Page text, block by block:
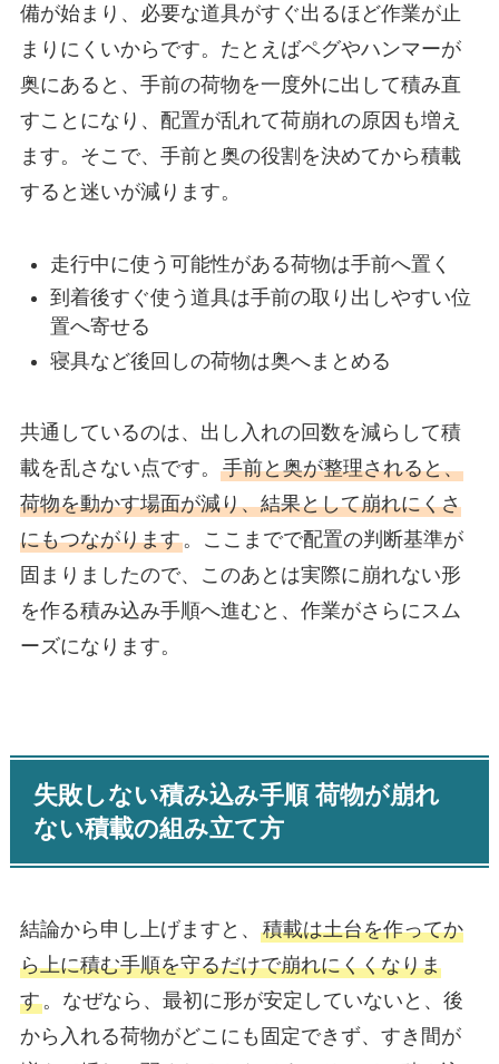
備が始まり、必要な道具がすぐ出るほど作業が止
まりにくいからです。たとえばペグやハンマーが
奥にあると、手前の荷物を一度外に出して積み直
すことになり、配置が乱れて荷崩れの原因も増え
ます。そこで、手前と奥の役割を決めてから積載
すると迷いが減ります。
走行中に使う可能性がある荷物は手前へ置く
到着後すぐ使う道具は手前の取り出しやすい位
置へ寄せる
寝具など後回しの荷物は奥へまとめる
共通しているのは、出し入れの回数を減らして積
載を乱さない点です。 手前と奥が整理されると、
荷物を動かす場面が減り、結果として崩れにくさ
にもつながります。ここまでで配置の判断基準が
固まりましたので、このあとは実際に崩れない形
を作る積み込み手順へ進むと、作業がさらにスム
ーズになります。
失敗しない積み込み手順 荷物が崩れ
ない積載の組み立て方
結論から申し上げますと、 積載は土台を作ってか
ら上に積む手順を守るだけで崩れにくくなりま
す。なぜなら、最初に形が安定していないと、後
から入れる荷物がどこにも固定できず、すき間が